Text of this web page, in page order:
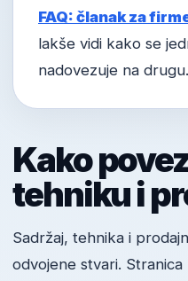
FAQ: članak za
lakše vidi kako se
nadovezuje na drugu.
Kako
tehniku i
Sadržaj, tehnika i
odvojene stvari.